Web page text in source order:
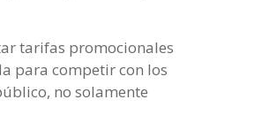
tarifas promocionales
para competir con los
no solamente